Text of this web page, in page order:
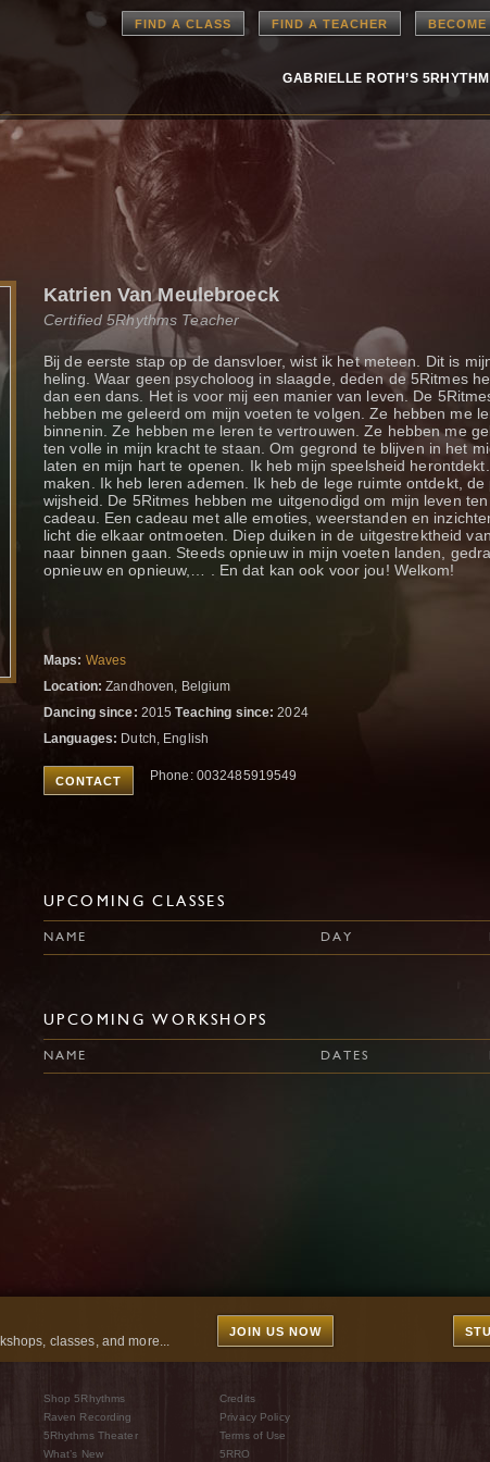
FIND A CLASS FIND A TEACHER
GABRIELLE ROTH’S
Katrien Van Meulebroeck
Certified 5Rhythms Teacher
Bij de eerste stap op de dansvloer, wist ik het meteen. Dit is
heling. Waar geen psycholoog in slaagde, deden de 5Ritmes
dan een dans. Het is voor mij een manier van leven. De
hebben me geleerd om mijn voeten te volgen. Ze hebben me
binnenin. Ze hebben me leren te vertrouwen. Ze hebben me
ten volle in mijn kracht te staan. Om gegrond te blijven in het
laten en mijn hart te openen. Ik heb mijn speelsheid
maken. Ik heb leren ademen. Ik heb de lege ruimte ontdekt,
wijsheid. De 5Ritmes hebben me uitgenodigd om mijn leven
cadeau. Een cadeau met alle emoties, weerstanden en
licht die elkaar ontmoeten. Diep duiken in de uitgestrektheid
naar binnen gaan. Steeds opnieuw in mijn voeten landen,
opnieuw en opnieuw,… . En dat kan ook voor jou! Welkom!
Maps: Waves
Location: Zandhoven, Belgium
Dancing since: 2015Teaching since: 2024
Languages: Dutch, English
CONTACT Phone: 0032485919549
UPCOMING CLASSES
NAME DAY
UPCOMING WORKSHOPS
NAME DATES
classes, and more...
JOIN US NOW
Shop 5Rhythms
Raven Recording
5Rhythms Theater
What’s New
Credits
Privacy Policy
Terms of Use
5RRO